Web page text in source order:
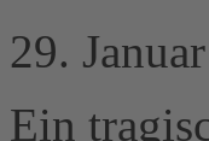
29.
Ein